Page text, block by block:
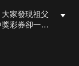
家發現祖父
彩券卻一起